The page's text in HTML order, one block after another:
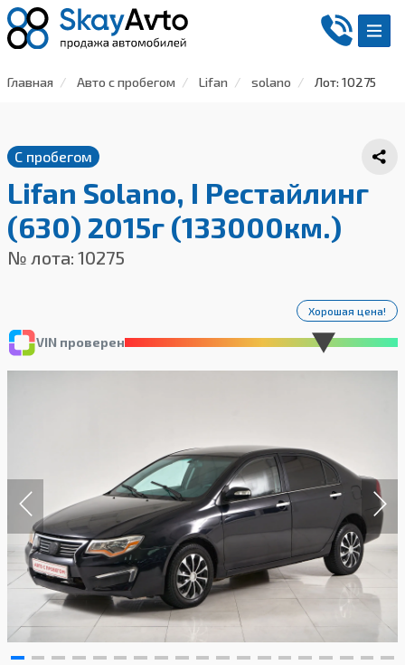
Главная Авто с пробегом Lifan solano Лот: 10275
С пробегом
Lifan Solano, I Рестайлинг
(630) 2015г (133000км.)
№ лота: 10275
VIN проверен
Хорошая цена!